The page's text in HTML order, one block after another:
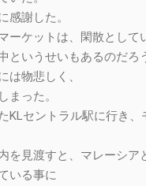
感謝した。
ーケットは、閑散として
というせいもあるのだろ
は物悲しく、
まった。
KLセントラル駅に行き、
を見渡すと、マレーシア
いる事に